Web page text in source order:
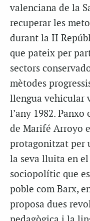
valenciana de la
recuperar les
durant la II
que pateix per
sectors
mètodes
llengua vehicular
l’any 1982.
de Marifé Arroyo
protagonitzat per
la seva lluita en
sociopolític que
poble com Barx,
proposa dues